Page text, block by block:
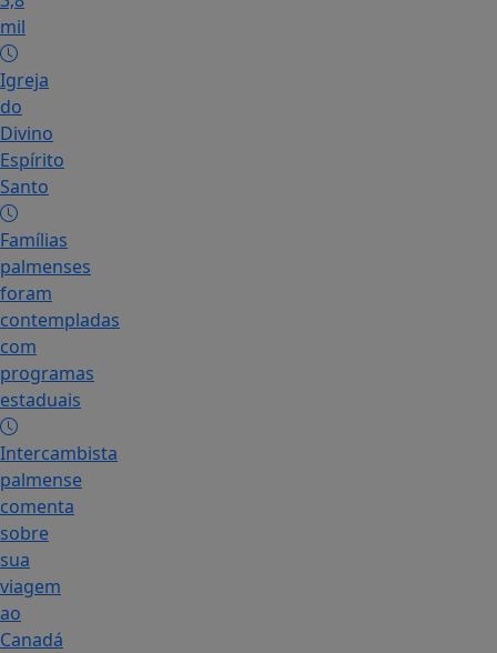
mil
Igreja
do
Divino
Espírito
Santo
Famílias
palmenses
foram
contempladas
com
programas
estaduais
Intercambista
palmense
comenta
sobre
sua
viagem
ao
Canadá